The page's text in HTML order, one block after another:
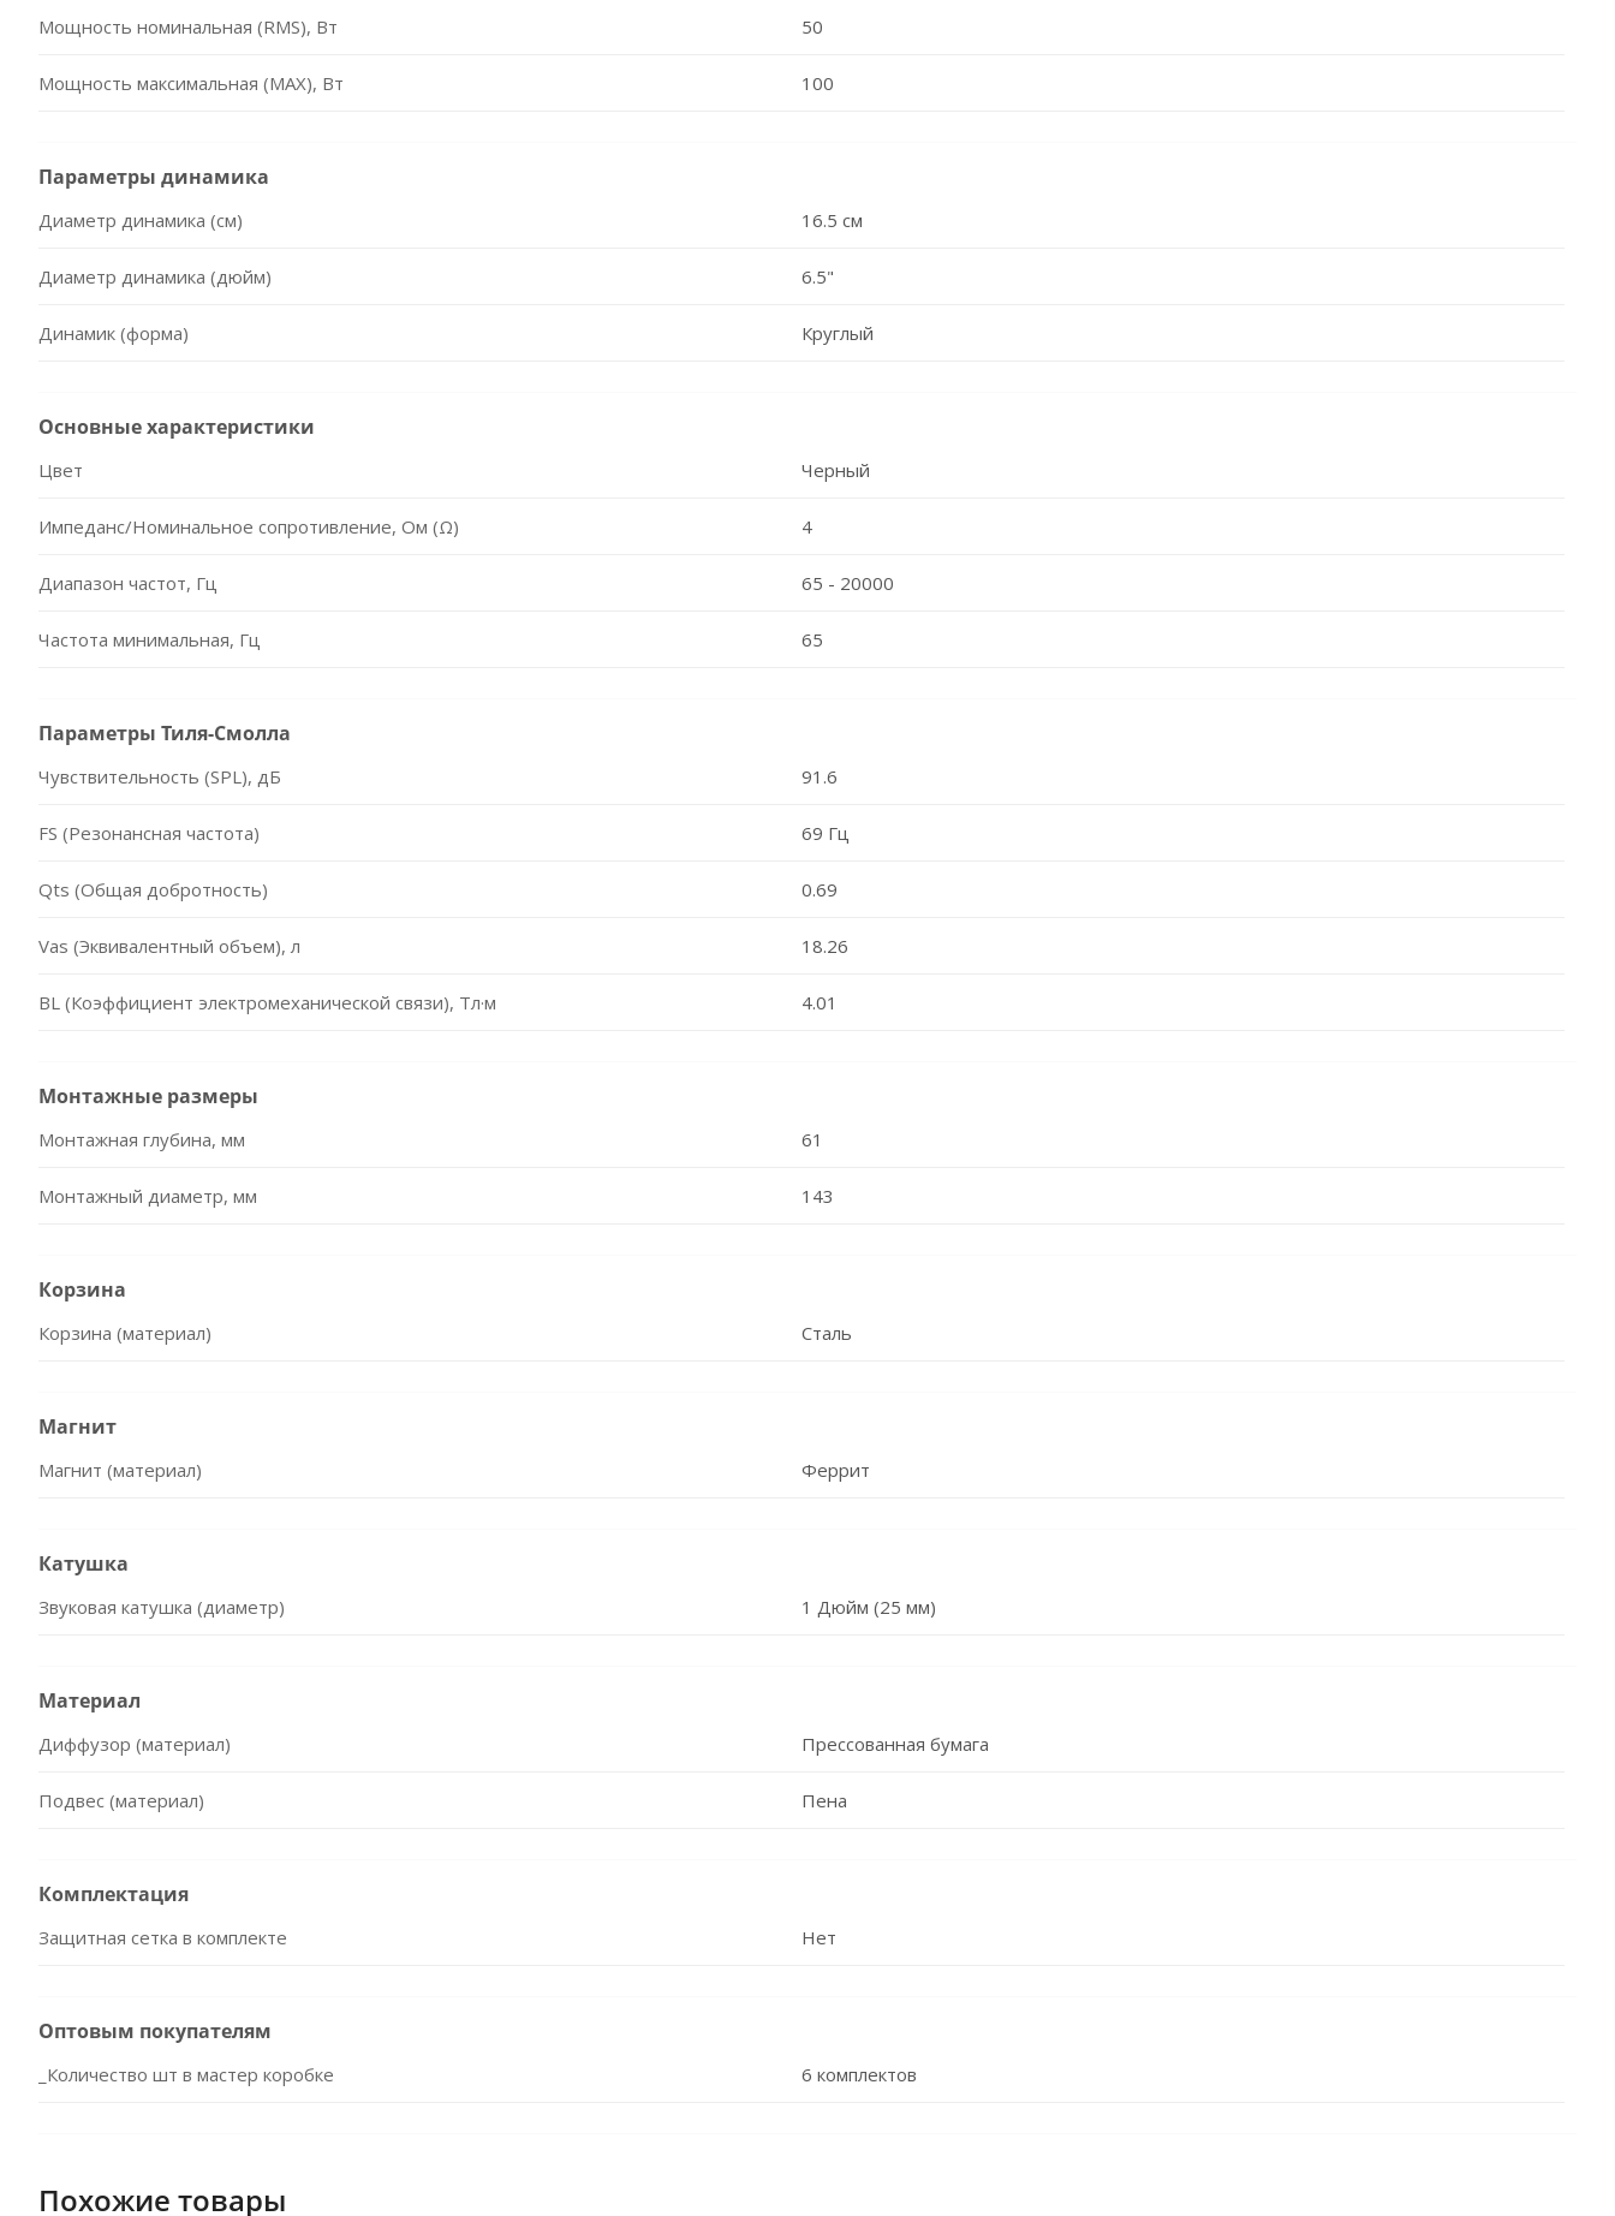
Мощность номинальная (RMS), Вт 50
Мощность максимальная (MAX), Вт 100
Параметры динамика
Диаметр динамика (см) 16.5 см
Диаметр динамика (дюйм) 6.5"
Динамик (форма) Круглый
Основные характеристики
Цвет Черный
Импеданс/Номинальное сопротивление, Ом (Ω) 4
Диапазон частот, Гц 65 - 20000
Частота минимальная, Гц 65
Параметры Тиля-Смолла
Чувствительность (SPL), дБ 91.6
FS (Резонансная частота) 69 Гц
Qts (Общая добротность) 0.69
Vas (Эквивалентный объем), л 18.26
BL (Коэффициент электромеханической связи), Тл·м 4.01
Монтажные размеры
Монтажная глубина, мм 61
Монтажный диаметр, мм 143
Корзина
Корзина (материал) Сталь
Магнит
Магнит (материал) Феррит
Катушка
Звуковая катушка (диаметр) 1 Дюйм (25 мм)
Материал
Диффузор (материал) Прессованная бумага
Подвес (материал) Пена
Комплектация
Защитная сетка в комплекте Нет
Оптовым покупателям
_Количество шт в мастер коробке 6 комплектов
Похожие товары